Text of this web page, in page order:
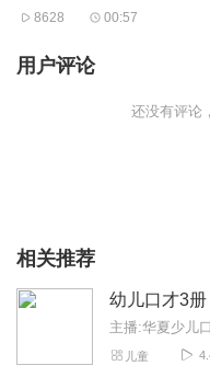
8628 00:57
用户评论
还没有评论
相关推荐
幼儿口才3册
主播:华夏少儿
儿童